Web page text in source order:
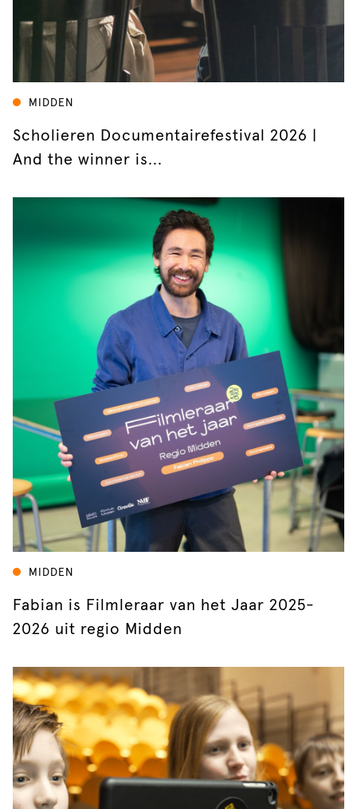
MIDDEN
Scholieren Documentairefestival 2026 |
And the winner is...
MIDDEN
Fabian is Filmleraar van het Jaar 2025-
2026 uit regio Midden